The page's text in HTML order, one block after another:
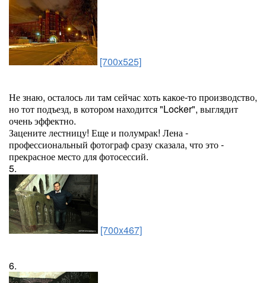
[700x525]
Не знаю, осталось ли там сейчас хоть какое-то производство,
но тот подъезд, в котором находится "Locker", выглядит
очень эффектно.
Зацените лестницу! Еще и полумрак! Лена -
профессиональный фотограф сразу сказала, что это -
прекрасное место для фотосессий.
5.
[700x467]
6.